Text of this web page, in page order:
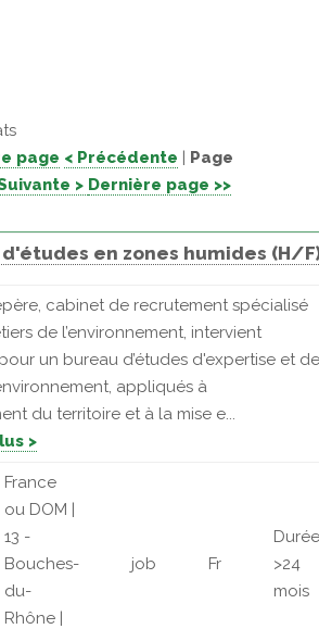
page < Précédente | Page
Suivante > Dernière page >>
en zones humides (H/
cabinet de recrutement spécialisé
de l’environnement, intervient
un bureau d’études d'expertise et de
appliqués à
du territoire et à la mise e...
>
France
ou DOM |
13 -
Bouches-
du-
Rhône |
job Fr
>24
mois